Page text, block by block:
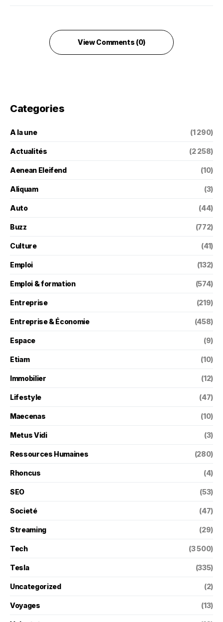
View Comments (0)
Categories
A la une (1 290)
Actualités (2 258)
Aenean Eleifend (10)
Aliquam (3)
Auto (44)
Buzz (772)
Culture (41)
Emploi (132)
Emploi & formation (574)
Entreprise (219)
Entreprise & Économie (458)
Espace (9)
Etiam (10)
Immobilier (12)
Lifestyle (47)
Maecenas (10)
Metus Vidi (3)
Ressources Humaines (280)
Rhoncus (4)
SEO (53)
Societé (47)
Streaming (29)
Tech (3 500)
Tesla (335)
Uncategorized (2)
Voyages (13)